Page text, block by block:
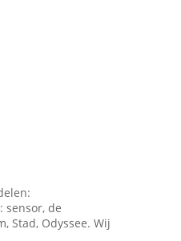
sensor, de
Stad, Odyssee. Wij